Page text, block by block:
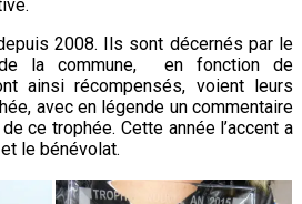
2008. Ils sont décernés par le
la commune, en fonction de
ainsi récompensés, voient leurs
avec en légende un commentaire
ce trophée. Cette année l’accent a
le bénévolat.